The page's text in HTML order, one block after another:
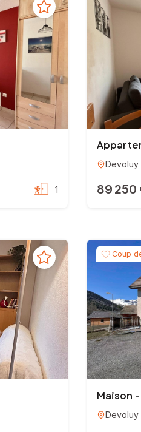
1
Devoluy
89 250
Coup
Maison
Devoluy